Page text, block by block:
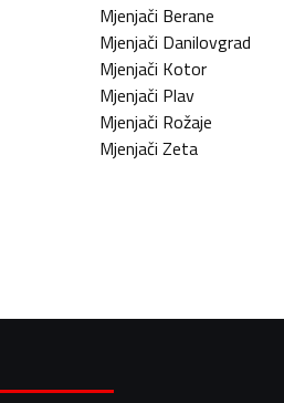
Mjenjači Berane
Mjenjači Danilovgrad
Mjenjači Kotor
Mjenjači Plav
Mjenjači Rožaje
Mjenjači Zeta